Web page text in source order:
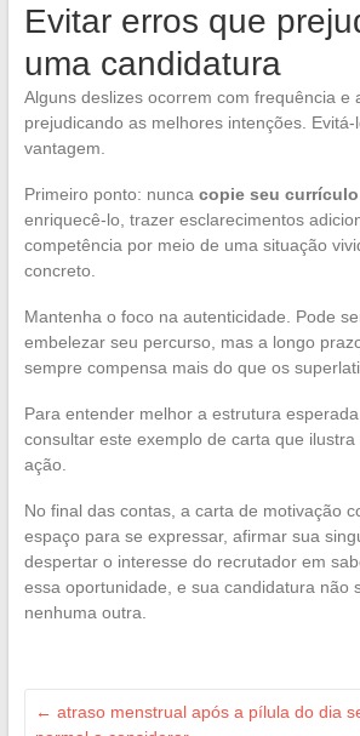
Evitar erros que
uma candidatura
Alguns deslizes ocorrem com frequência e
prejudicando as melhores intenções. Evitá-
vantagem.
Primeiro ponto: nunca copie seu currículo
enriquecê-lo, trazer esclarecimentos
competência por meio de uma situação
concreto.
Mantenha o foco na autenticidade. Pode
embelezar seu percurso, mas a longo
sempre compensa mais do que os
Para entender melhor a estrutura
consultar este exemplo de carta que
ação.
No final das contas, a carta de motivação
espaço para se expressar, afirmar sua
despertar o interesse do recrutador em
essa oportunidade, e sua candidatura não
nenhuma outra.
← atraso menstrual após a pílula do dia